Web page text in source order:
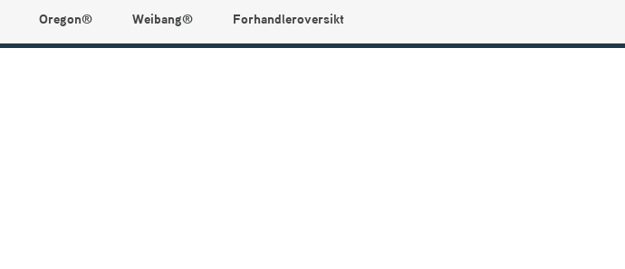
Min side
Oregon® Weibang® Forhandleroversikt